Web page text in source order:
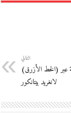
التالي
عبر (الخط الأزرق)
لانغريد بيتانكور